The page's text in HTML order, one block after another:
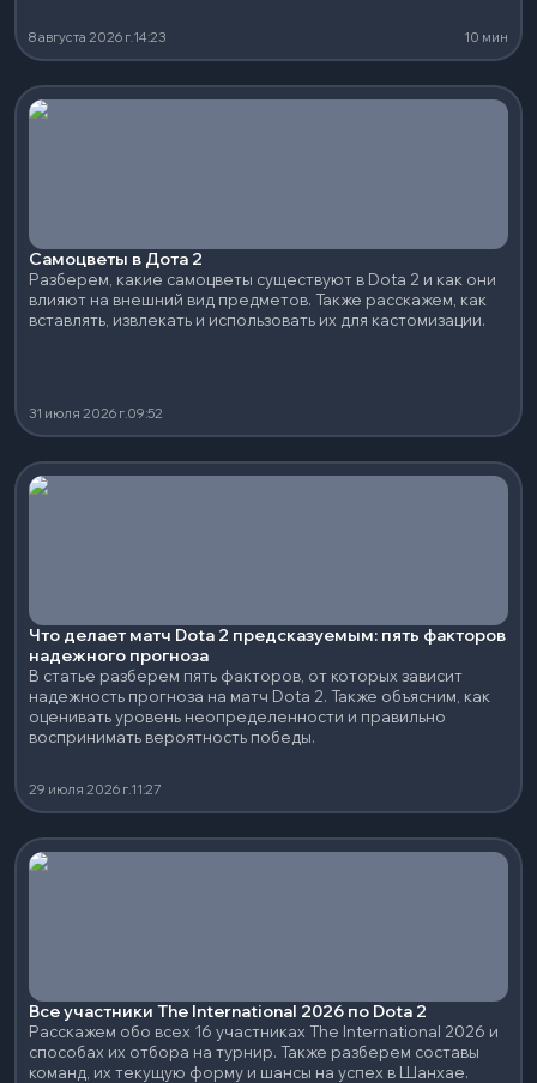
8 августа 2026 г. 14:23 10 мин
Самоцветы в Дота 2
Разберем, какие самоцветы существуют в Dota 2 и как они
влияют на внешний вид предметов. Также расскажем, как
вставлять, извлекать и использовать их для кастомизации.
31 июля 2026 г. 09:52
Что делает матч Dota 2 предсказуемым: пять факторов
надежного прогноза
В статье разберем пять факторов, от которых зависит
надежность прогноза на матч Dota 2. Также объясним, как
оценивать уровень неопределенности и правильно
воспринимать вероятность победы.
29 июля 2026 г. 11:27
Все участники The International 2026 по Dota 2
Расскажем обо всех 16 участниках The International 2026 и
способах их отбора на турнир. Также разберем составы
команд, их текущую форму и шансы на успех в Шанхае.